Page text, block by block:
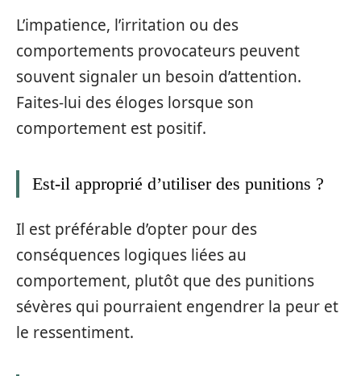
L’impatience, l’irritation ou des
comportements provocateurs peuvent
souvent signaler un besoin d’attention.
Faites-lui des éloges lorsque son
comportement est positif.
Est-il approprié d’utiliser des punitions ?
Il est préférable d’opter pour des
conséquences logiques liées au
comportement, plutôt que des punitions
sévères qui pourraient engendrer la peur et
le ressentiment.